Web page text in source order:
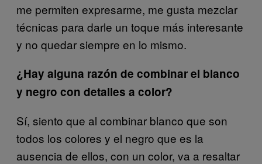
me permiten expresarme, me gusta mezclar
técnicas para darle un toque más interesante
y no quedar siempre en lo mismo.
¿Hay alguna razón de combinar el blanco
y negro con detalles a color?
Sí, siento que al combinar blanco que son
todos los colores y el negro que es la
ausencia de ellos, con un color, va a resaltar